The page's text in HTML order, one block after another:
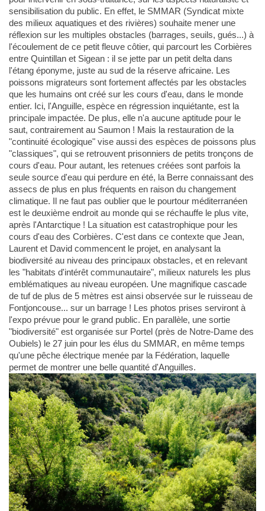
sensibilisation du public. En effet, le SMMAR (Syndicat mixte
des milieux aquatiques et des rivières) souhaite mener une
réflexion sur les multiples obstacles (barrages, seuils, gués...) à
l'écoulement de ce petit fleuve côtier, qui parcourt les Corbières
entre Quintillan et Sigean : il se jette par un petit delta dans
l'étang éponyme, juste au sud de la réserve africaine. Les
poissons migrateurs sont fortement affectés par les obstacles
que les humains ont créé sur les cours d'eau, dans le monde
entier. Ici, l'Anguille, espèce en régression inquiétante, est la
principale impactée. De plus, elle n'a aucune aptitude pour le
saut, contrairement au Saumon ! Mais la restauration de la
"continuité écologique" vise aussi des espèces de poissons plus
"classiques", qui se retrouvent prisonniers de petits tronçons de
cours d'eau. Pour autant, les retenues créées sont parfois la
seule source d'eau qui perdure en été, la Berre connaissant des
assecs de plus en plus fréquents en raison du changement
climatique. Il ne faut pas oublier que le pourtour méditerranéen
est le deuxième endroit au monde qui se réchauffe le plus vite,
après l'Antarctique ! La situation est catastrophique pour les
cours d'eau des Corbières. C'est dans ce contexte que Jean,
Laurent et David commencent le projet, en analysant la
biodiversité au niveau des principaux obstacles, et en relevant
les "habitats d'intérêt communautaire", milieux naturels les plus
emblématiques au niveau européen. Une magnifique cascade
de tuf de plus de 5 mètres est ainsi observée sur le ruisseau de
Fontjoncouse... sur un barrage ! Les photos prises serviront à
l'expo prévue pour le grand public. En parallèle, une sortie
"biodiversité" est organisée sur Portel (près de Notre-Dame des
Oubiels) le 27 juin pour les élus du SMMAR, en même temps
qu'une pêche électrique menée par la Fédération, laquelle
permet de montrer une belle quantité d'Anguilles.